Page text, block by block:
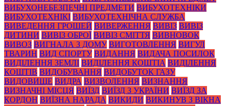
ВИБУХОНЕБЕЗПЕЧНІ ПРЕДМЕТИ ВИБУХОТЕХНІКИ
ВИБУХОТЕХНІКІ ВИБУХОТЕХНІЧНА СЛУЖБА
ВИВЕДЕННЯ ГРОШЕЙ ВИВЕРЖЕННЯ ВИВІЗ ВИВІЗ
ДИТИНИ ВИВІЗ ОБРОЇ ВИВІЗ СМІТТЯ ВИВНОВОК
ВИВОЗ ВИГНАЛА З ДОМУ ВИГОТОВЛЕННЯ ВИГУЛ
ТВАРИН ВИД СПОРТУ ВИДАННЯ ВИДАЧА ПОСИЛОК
ВИДІЛЕННЯ ЗЕМЛІ ВИДІЛЕННЯ КОШТІА ВИДІЛЕННЯ
КОШТІВ ВИДОБУВАННЯ ВИДОБУТОК ГАЗУ
ВИДОВИЩЕ ВИДРА ВИЗВОЛЕННЯ ВИЗНАННЯ
ВИЗНАЧНІ МІСЦЯ ВИЇЗД ВИЇЗД З УКРАЇНИ ВИЇЗД ЗА
КОРДОН ВИЇЗНА НАРАДА ВИКИДИ ВИКИНУВ З ВІКНА